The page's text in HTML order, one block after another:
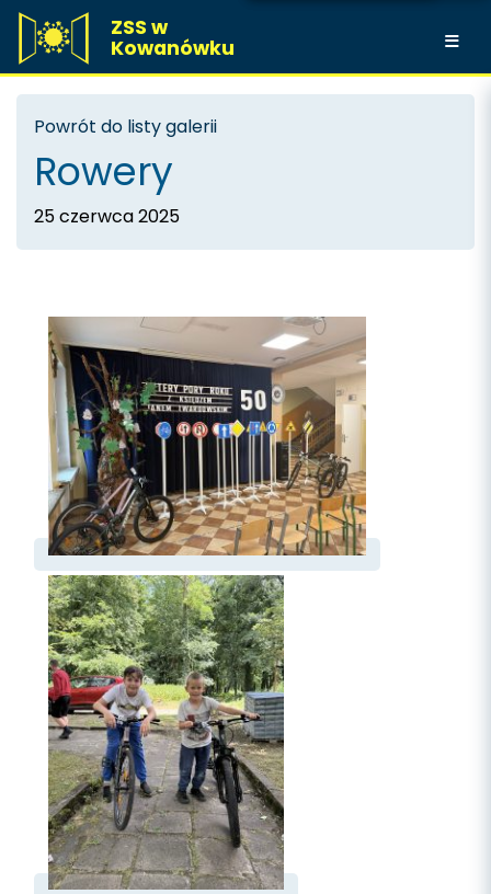
ZSS w
Kowanówku
Powrót do listy galerii
Rowery
25 czerwca 2025